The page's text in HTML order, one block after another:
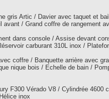
gris Artic / Davier avec taquet et
avant / Grand coffre de rangement
dans console / Assise devant
carburant 310L inox /
coffre / Banquette arrière avec
nique bois / Echelle de bain /
F300 Vérado V8 / Cylindrée 4600
inox